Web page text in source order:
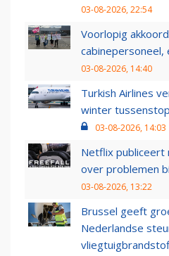
03-08-2026, 22:54
Voorlopig
cabinepersoneel,
03-08-2026, 14:40
Turkish Airlines
winter
03-08-2026, 14:03
Netflix publiceert
over problemen
03-08-2026, 13:22
Brussel geeft
Nederlandse